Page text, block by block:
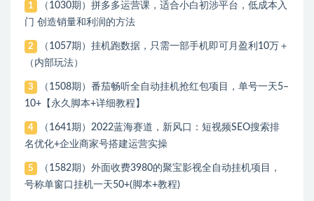
1
（1030期）拼多多运营课，适合小白初涉平台，低成本入
门 创造销量和利润的方法
2
（1057期）挂机跑数据，只需一部手机即可月盈利10万＋
（内部玩法）
3
（1508期）番茄畅听全自动挂机抢红包项目，单号一天5–
10+【永久脚本+详细教程】
4
（1641期）2022蓝海赛道，新风口：短视频SEO搜索排
名优化+企业商家号搭建运营实操
5
（1582期）外面收费3980的聚宝影视全自动挂机项目，
号称单窗口挂机一天50+(脚本+教程)